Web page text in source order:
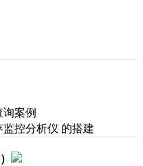
案例
控分析仪 的搭建